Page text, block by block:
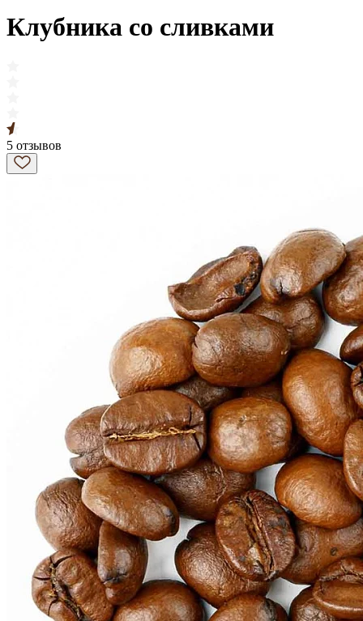
Клубника со сливками
5 отзывов